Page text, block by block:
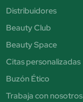
Distribuidores
Beauty Club
Beauty Space
Citas personalizadas
Buzón Ético
Trabaja con nosotros